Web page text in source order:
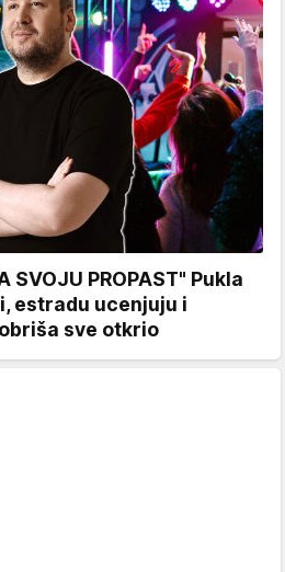
SVOJU PROPAST" Pukla
estradu ucenjuju i
sve otkrio